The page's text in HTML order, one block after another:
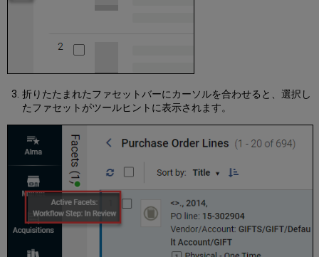
よ
ラ
ベ
ル
の
管
理
詳
細
ペ
イ
ン
で
折りたたまれたファセットバーにカーソルを合わせると、選択し
たファセットがツールヒントに表示されます。